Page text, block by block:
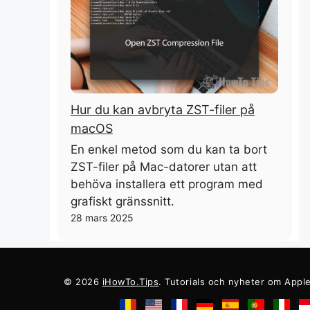
Hur du kan avbryta ZST-filer på
macOS
En enkel metod som du kan ta bort
ZST-filer på Mac-datorer utan att
behöva installera ett program med
grafiskt gränssnitt.
28 mars 2025
© 2026 iHowTo.Tips. Tutorials och nyheter om